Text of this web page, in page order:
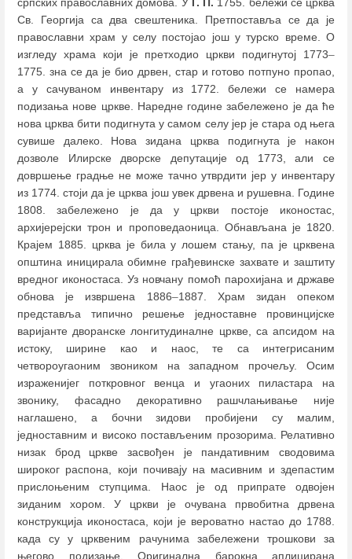
Св. Георгија са два свештеника. Претпоставља се да је
православни храм у селу постојао још у турско време. О
изгледу храма који је претходио цркви подигнутој 1773–
1775. зна се да је био дрвен, стар и готово потпуно пропао,
а у сачуваном инвентару из 1772. бележи се намера
подизања нове цркве. Наредне године забележено је да ће
нова црква бити подигнута у самом селу јер је стара од њега
сувише далеко. Нова зидана црква подигнута је након
дозволе Илирске дворске депутације од 1773, али се
довршење градње не може тачно утврдити јер у инвентару
из 1774. стоји да је црква још увек дрвена и рушевна. Године
1808. забележено је да у цркви постоје иконостас,
архијерејски трон и проповедаоница. Обнављана је 1820.
Крајем 1885. црква је била у лошем стању, па је црквена
општина иницирала обимне грађевинске захвате и заштиту
вредног иконостаса. Уз новчану помоћ парохијана и државе
обнова је извршена 1886–1887. Храм зидан опеком
представља типично решење једноставне провинцијске
варијанте дворанске лонгитудиналне цркве, са апсидом на
истоку, ширине као и наос, те са интегрисаним
четвoроугаоним звоником на западном прочељу. Осим
израженијег поткровног венца и угаоних пиластара на
звонику, фасадно декоративно рашчлањивање није
наглашено, а бочни зидови пробијени су малим,
једноставним и високо постављеним прозорима. Релативно
низак брод цркве засвођен је пандативним сводовима
широког распона, који почивају на масивним и здепастим
прислоњеним ступцима. Наос је од припрате одвојен
зиданим хором. У цркви је очувана првобитна дрвена
конструкција иконостаса, који је вероватно настао до 1788.
када су у црквеним рачунима забележени трошкови за
његово подизање. Оригинална барокна аплицирана